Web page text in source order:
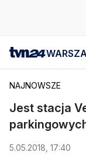
NAJNOWSZE
Jest stacja
5.05.2018, 17:40